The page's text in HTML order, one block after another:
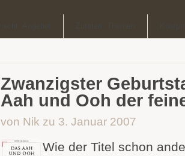
Zwanzigster
Aah und Ooh der
von Nik zu 3. Januar 2007
Wie der Titel schon